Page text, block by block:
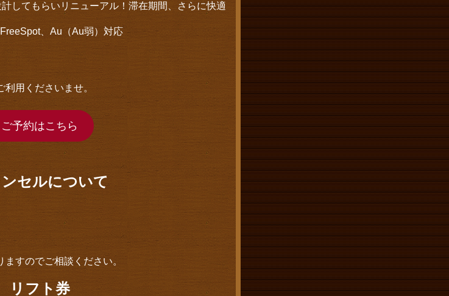
してもらいリニューアル！滞在期間、さらに快適
、Au（Au弱）対応
用くださいませ。
ご予約はこちら
セルについて
すのでご相談ください。
リフト券